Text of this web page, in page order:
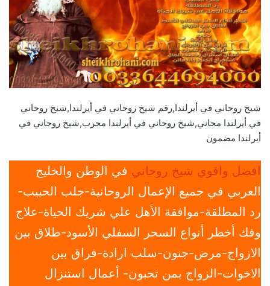
شيخ روحاني في أيرلندا,رقم شيخ روحاني في أيرلندا,شيخ روحاني
في أيرلندا مجاني,شيخ روحاني في أيرلندا مجرب,شيخ روحاني في
أيرلندا مضمون
افضل واقوي شيخ روحاني في الوطن والخليج
العربي في جميع الإعمال الروحانية-جلب الحبيب-
رد المطلقة-موافقة الأهل علي شريك الحياة-علاج
وفك أخطر أنواع السحر السفلي الأسود-طلاق بين
الازواج-مرض-جنون-سلب ارادة-فراق بين
الاخوات-الزواج بمن تحبون- أعمال استنزال